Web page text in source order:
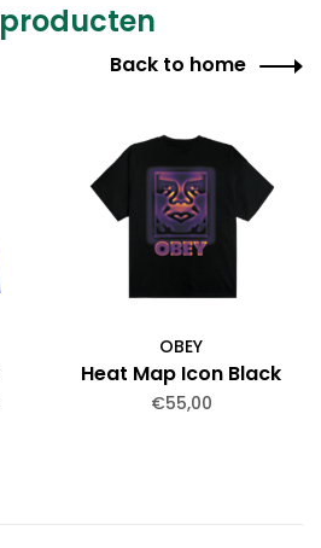
Back to home
OBEY
Heat Map Icon Black
€55,00